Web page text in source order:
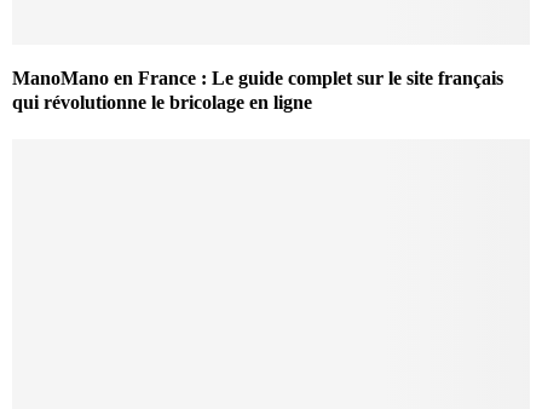
ManoMano en France : Le guide complet sur le site français
qui révolutionne le bricolage en ligne